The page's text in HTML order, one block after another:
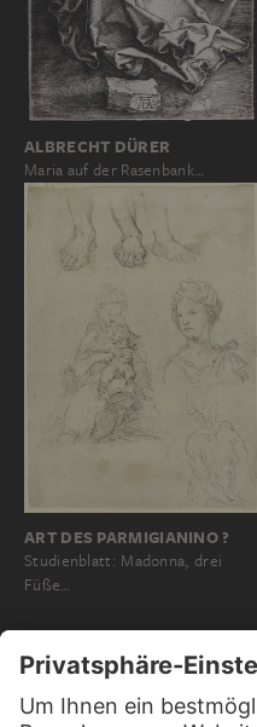
ALBRECHT DÜRER
Maria auf der Rasenbank…
ART DES PARMIGIANINO ?
Studienblatt: Madonna, drei
Füße…